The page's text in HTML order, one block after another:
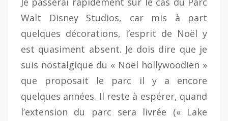
Walt Disney Studios, car mis à part
quelques décorations, l’esprit de Noël y
est quasiment absent. Je dois dire que je
suis nostalgique du « Noël hollywoodien »
que proposait le parc il y a encore
quelques années. Il reste à espérer, quand
l’extension du parc sera livrée (« Lake